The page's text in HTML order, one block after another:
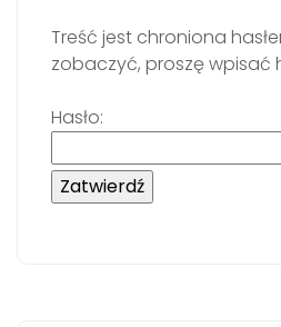
Treść jest chroniona
zobaczyć, proszę wpisać
Hasło: